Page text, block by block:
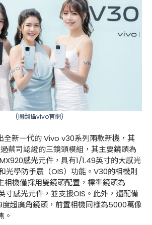
(圖翻攝vivo官網)
全新一代的 Vivo v30系列兩款新機，其
蔡司認證的三鏡頭模組，其主要鏡頭為
感光元件，具有1/1.49英寸的大感光
光學防手震（OIS）功能。V30的相機則
相機僅採用雙鏡頭配置，標準鏡頭為
寸感光元件，並支援OIS。此外，還配備
度超廣角鏡頭，前置相機同樣為5000萬像
。